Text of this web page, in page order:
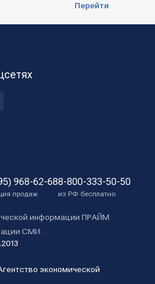
Перейти
968-62-68
продаж
8-800-333-50-50
из РФ бесплатно
информации ПРАЙМ
СМИ:
экономической